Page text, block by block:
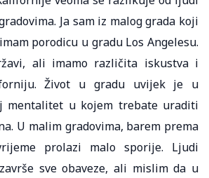
Ja sam iz malog grada koji
porodicu u gradu Los Angelesu.
ali imamo različita iskustva i
Život u gradu uvijek je u
mentalitet u kojem trebate uraditi
U malim gradovima, barem prema
prolazi malo sporije. Ljudi
sve obaveze, ali mislim da u